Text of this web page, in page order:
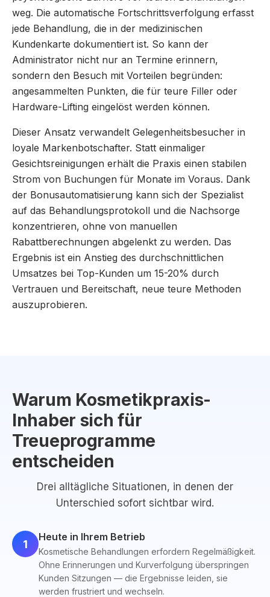
weg. Die automatische Fortschrittsverfolgung erfasst
jede Behandlung, die in der medizinischen
Kundenkarte dokumentiert ist. So kann der
Administrator nicht nur an Termine erinnern,
sondern den Besuch mit Vorteilen begründen:
angesammelten Punkten, die für teure Filler oder
Hardware-Lifting eingelöst werden können.
Dieser Ansatz verwandelt Gelegenheitsbesucher in
loyale Markenbotschafter. Statt einmaliger
Gesichtsreinigungen erhält die Praxis einen stabilen
Strom von Buchungen für Monate im Voraus. Dank
der Bonusautomatisierung kann sich der Spezialist
auf das Behandlungsprotokoll und die Nachsorge
konzentrieren, ohne von manuellen
Rabattberechnungen abgelenkt zu werden. Das
Ergebnis ist ein Anstieg des durchschnittlichen
Umsatzes bei Top-Kunden um 15-20% durch
Vertrauen und Bereitschaft, neue teure Methoden
auszuprobieren.
Warum Kosmetikpraxis-
Inhaber sich für
Treueprogramme
entscheiden
Drei alltägliche Situationen, in denen der
Unterschied sofort sichtbar wird.
1
Heute in Ihrem Betrieb
Kosmetische Behandlungen erfordern Regelmäßigkeit.
Ohne Erinnerungen und Kurverfolgung überspringen
Kunden Sitzungen — die Ergebnisse leiden, sie
werden frustriert und wechseln.